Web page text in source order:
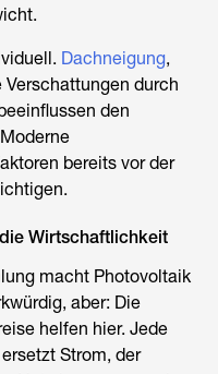
Dachneigung,
durch
den
bereits vor der
Wirtschaftlichkeit
macht Photovoltaik
aber: Die
helfen hier. Jede
Strom, der